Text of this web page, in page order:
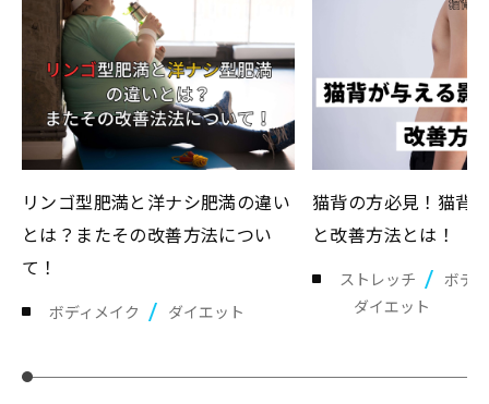
リンゴ型肥満と洋ナシ肥満の違い
とは？またその改善方法につい
て！
ボディメイク ダイエット
猫背の方必見！猫背
と改善方法とは！
ストレッチ
ボデ
ダイエット